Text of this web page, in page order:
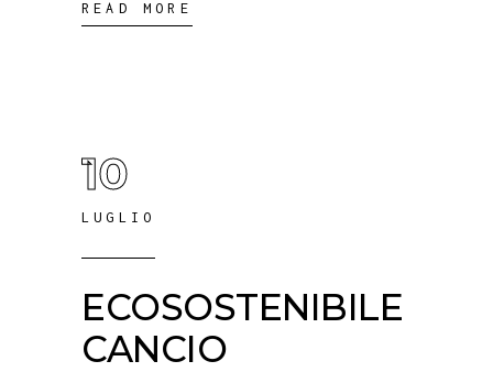
READ MORE
10
LUGLIO
ECOSOSTENIBILE
CANCIO